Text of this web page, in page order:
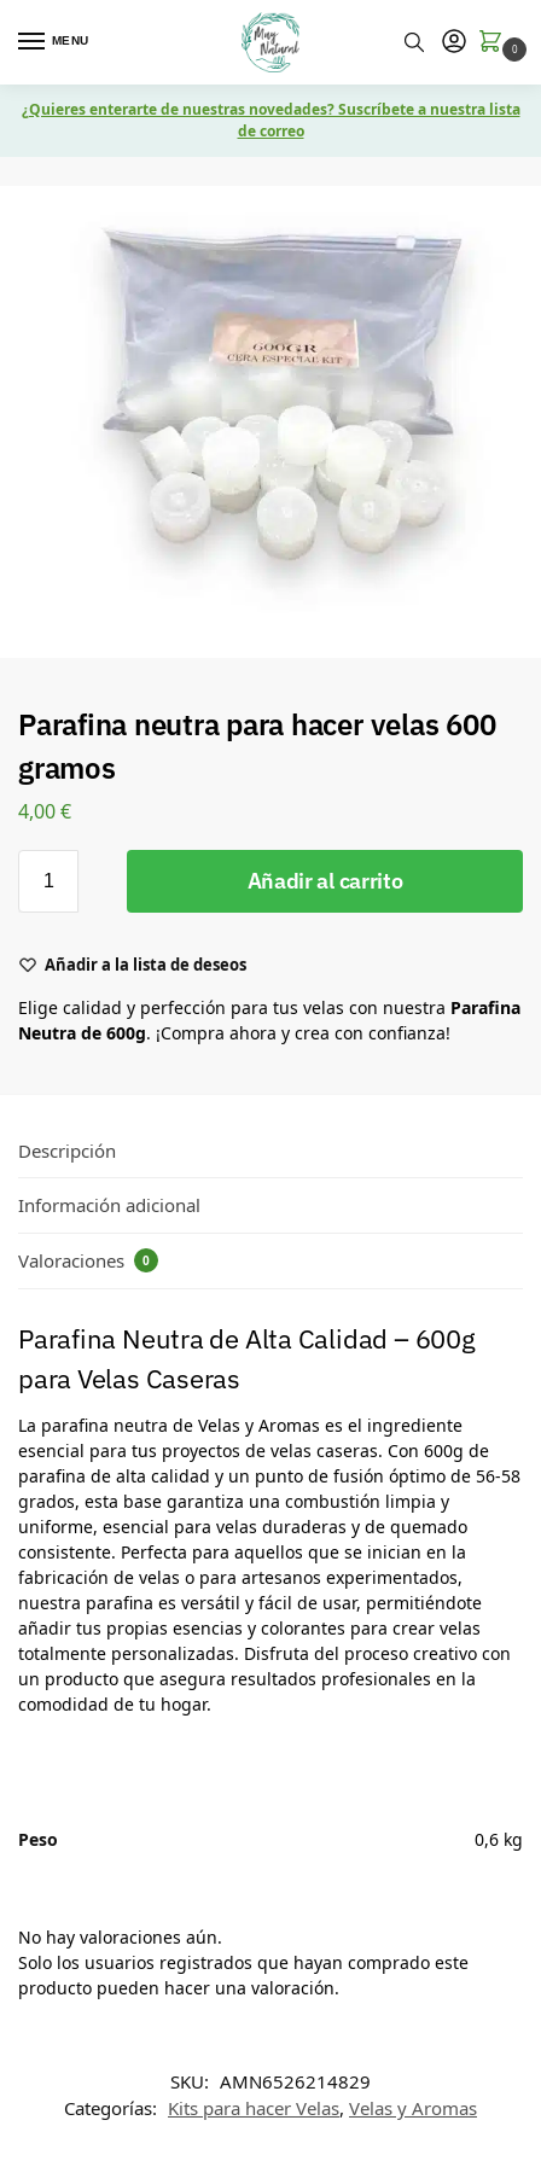
MENU
0
¿Quieres enterarte de nuestras novedades? Suscríbete a nuestra lista
de correo
Parafina neutra para hacer velas 600
gramos
4,00€
Añadir al carrito
Añadir a la lista de deseos
Elige calidad y perfección para tus velas con nuestra Parafina
Neutra de 600g. ¡Compra ahora y crea con confianza!
Descripción
Información adicional
Valoraciones 0
Parafina Neutra de Alta Calidad – 600g
para Velas Caseras
La parafina neutra de Velas y Aromas es el ingrediente
esencial para tus proyectos de velas caseras. Con 600g de
parafina de alta calidad y un punto de fusión óptimo de 56-58
grados, esta base garantiza una combustión limpia y
uniforme, esencial para velas duraderas y de quemado
consistente. Perfecta para aquellos que se inician en la
fabricación de velas o para artesanos experimentados,
nuestra parafina es versátil y fácil de usar, permitiéndote
añadir tus propias esencias y colorantes para crear velas
totalmente personalizadas. Disfruta del proceso creativo con
un producto que asegura resultados profesionales en la
comodidad de tu hogar.
Peso 0,6 kg
No hay valoraciones aún.
Solo los usuarios registrados que hayan comprado este
producto pueden hacer una valoración.
SKU: AMN6526214829
Categorías: Kits para hacer Velas, Velas y Aromas